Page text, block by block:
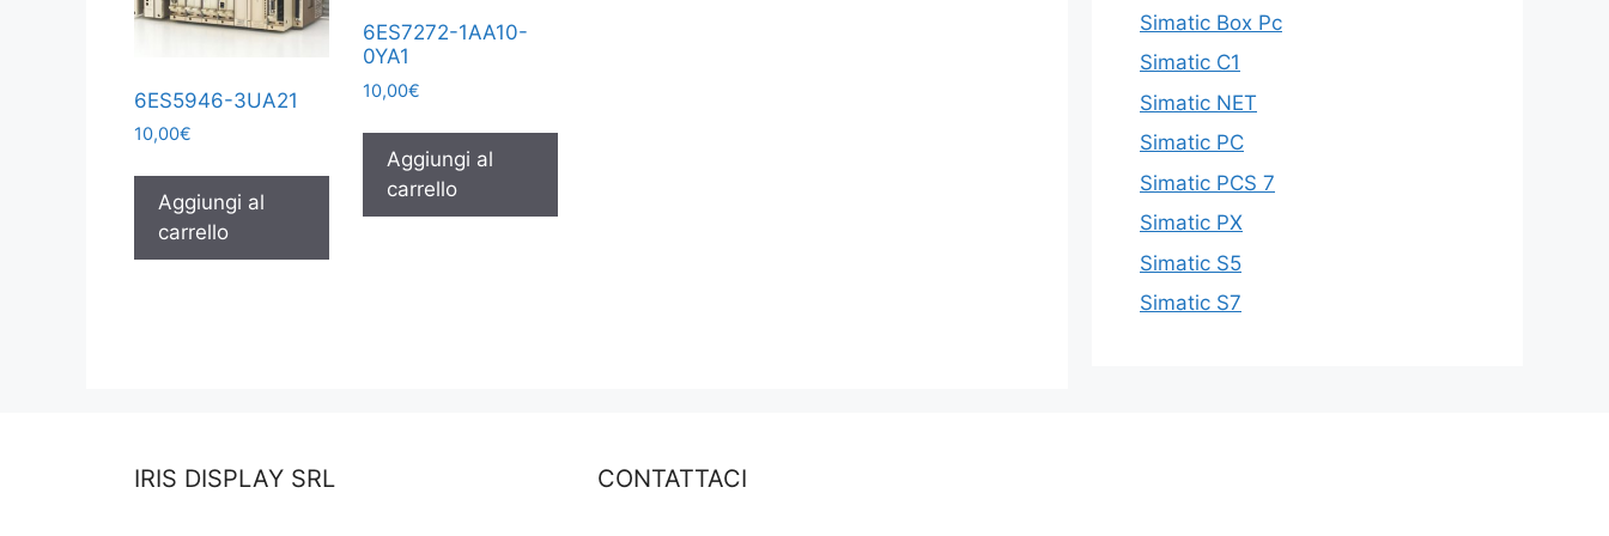
6ES5946-3UA21
10,00€
Aggiungi al
carrello
6ES7272-1AA10-
0YA1
10,00€
Aggiungi al
carrello
Simatic Box Pc
Simatic C1
Simatic NET
Simatic PC
Simatic PCS 7
Simatic PX
Simatic S5
Simatic S7
IRIS DISPLAY SRL CONTATTACI